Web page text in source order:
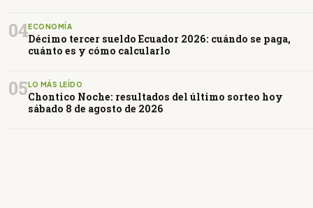
04ECONOMÍA
Décimo tercer sueldo Ecuador 2026: cuándo se paga,
cuánto es y cómo calcularlo
05LO MÁS LEÍDO
Chontico Noche: resultados del último sorteo hoy
sábado 8 de agosto de 2026